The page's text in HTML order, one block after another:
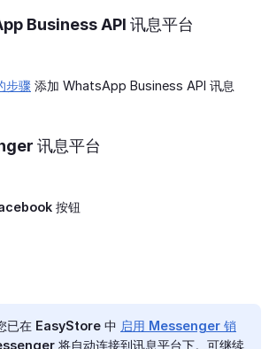
Business API 讯息平台
步骤 添加 WhatsApp Business API 讯息
讯息平台
按钮
已在 EasyStore 中 启用 Messenger 销
将自动连接到讯息平台下。可继续